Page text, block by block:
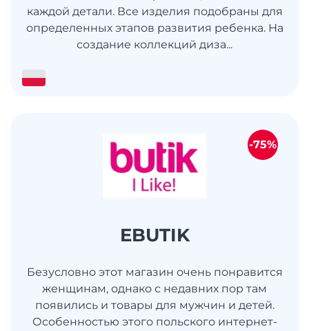
каждой детали. Все изделия подобраны для
определенных этапов развития ребенка. На
создание коллекций диза...
EBUTIK
Безусловно этот магазин очень понравится
женщинам, однако с недавних пор там
появились и товары для мужчин и детей.
Особенностью этого польского интернет-
-75%